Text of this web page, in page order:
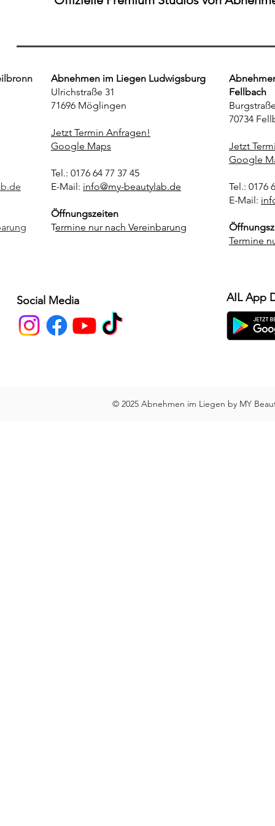
Abnehmen im Liegen Ludwigsburg
Ulrichstraße 31
71696 Möglingen
Jetzt Termin Anfragen!
Google Maps
Tel.: 0176 64 77 37 45
E-Mail: info@my-beautylab.de
Öffnungszeiten
Termine nur nach Vereinbarung
Fellbach
70734
Jetzt
Google
Tel.: 0176
E-Mail:
Termine
Social Media AIL App
© 2025 Abnehmen im Liegen by MY